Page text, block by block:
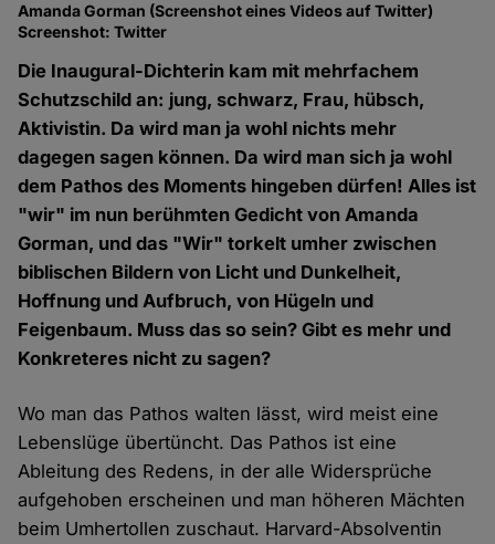
Amanda Gorman (Screenshot eines Videos auf Twitter)
Screenshot: Twitter
Die Inaugural-Dichterin kam mit mehrfachem
Schutzschild an: jung, schwarz, Frau, hübsch,
Aktivistin. Da wird man ja wohl nichts mehr
dagegen sagen können. Da wird man sich ja wohl
dem Pathos des Moments hingeben dürfen! Alles ist
"wir" im nun berühmten Gedicht von Amanda
Gorman, und das "Wir" torkelt umher zwischen
biblischen Bildern von Licht und Dunkelheit,
Hoffnung und Aufbruch, von Hügeln und
Feigenbaum. Muss das so sein? Gibt es mehr und
Konkreteres nicht zu sagen?
Wo man das Pathos walten lässt, wird meist eine
Lebenslüge übertüncht. Das Pathos ist eine
Ableitung des Redens, in der alle Widersprüche
aufgehoben erscheinen und man höheren Mächten
beim Umhertollen zuschaut. Harvard-Absolventin